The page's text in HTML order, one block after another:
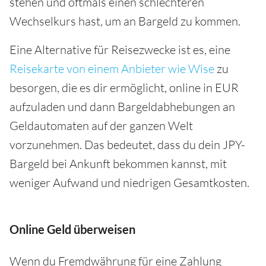
Wechselkurs hast, um an Bargeld zu kommen.
Eine Alternative für Reisezwecke ist es, eine
Reisekarte von einem Anbieter wie Wisezu
besorgen, die es dir ermöglicht, online in EUR
aufzuladen und dann Bargeldabhebungen an
Geldautomaten auf der ganzen Welt
vorzunehmen. Das bedeutet, dass du dein JPY-
Bargeld bei Ankunft bekommen kannst, mit
weniger Aufwand und niedrigen Gesamtkosten.
Online Geld überweisen
Wenn du Fremdwährung für eine Zahlung